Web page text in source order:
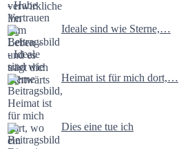
Ideale sind wie Sterne,…
Heimat ist für mich dort,…
Dies eine tue ich